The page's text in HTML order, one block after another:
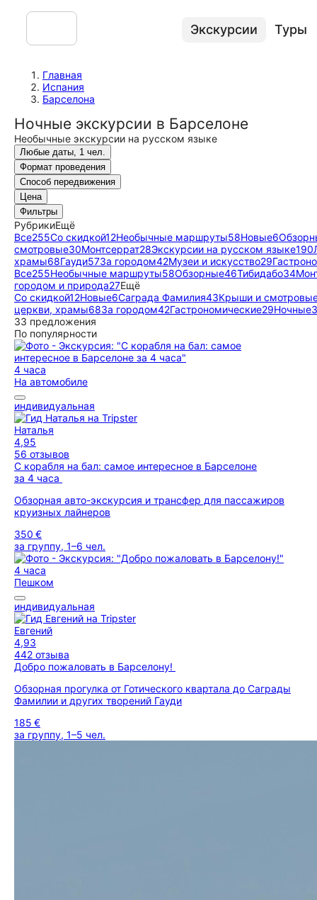
Экскурсии Туры
Главная
Испания
Барселона
Ночные экскурсии в Барселоне
Необычные экскурсии на русском языке
Любые даты, 1 чел.
Формат проведения
Способ передвижения
Цена
Фильтры
РубрикиЕщё
Все255Со скидкой12Необычные маршруты58Новые6
смотровые30Монтсеррат28Экскурсии на русском языке190
храмы68Гауди57За городом42Музеи и искусство29
Все255Необычные маршруты58Обзорные46Тибидабо34
городом и природа27Ещё
Со скидкой12Новые6Саграда Фамилия43Крыши и
церкви, храмы68За городом42Гастрономические29Ночные
33 предложения
По популярности
4 часа
На автомобиле
индивидуальная
Наталья
4,95
56 отзывов
С корабля на бал: самое интересное в Барселоне
за 4 часа
Обзорная авто-экскурсия и трансфер для пассажиров
круизных лайнеров
350 €
за группу, 1–6 чел.
4 часа
Пешком
индивидуальная
Евгений
4,93
442 отзыва
Добро пожаловать в Барселону!
Обзорная прогулка от Готического квартала до Саграды
Фамилии и других творений Гауди
185 €
за группу, 1–5 чел.